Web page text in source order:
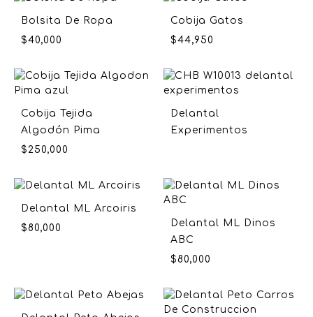
Bolsita De Ropa
$40,000
Cobija Gatos
$44,950
Cobija Tejida
Algodón Pima
$ 250,000
Delantal
Experimentos
Delantal ML Arcoiris
$80,000
Delantal ML Dinos
ABC
$80,000